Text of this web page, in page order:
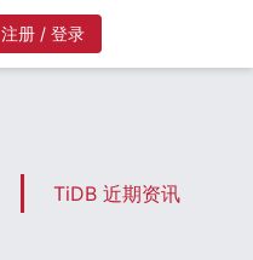
注册 / 登录
TiDB 近期资讯